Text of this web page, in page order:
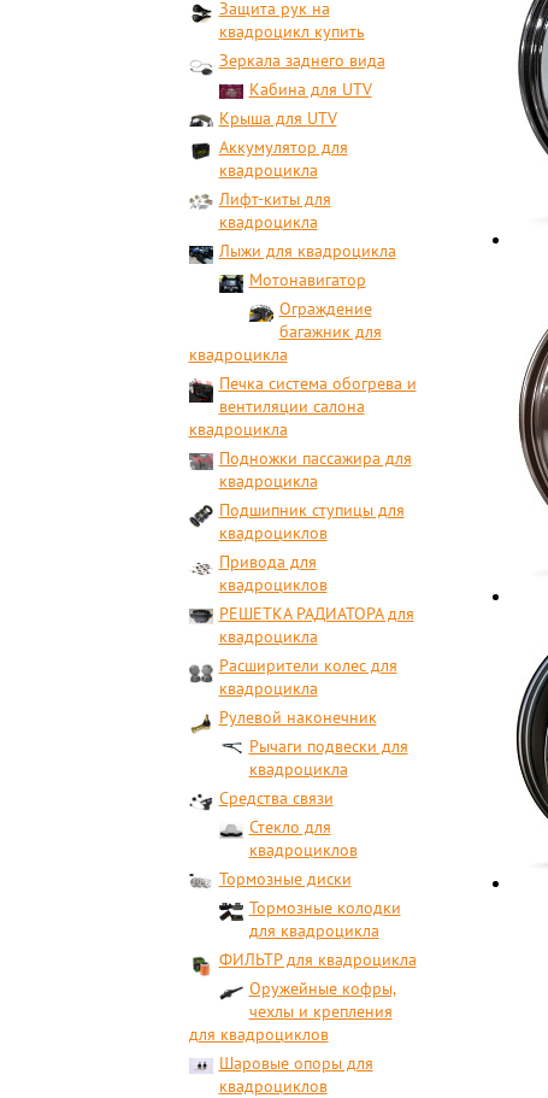
Защита рук на
квадроцикл купить
Зеркала заднего вида
Кабина для UTV
Крыша для UTV
Аккумулятор для
квадроцикла
Лифт-киты для
квадроцикла
Лыжи для квадроцикла
Мотонавигатор
Ограждение
багажник для
квадроцикла
Печка система обогрева и
вентиляции салона
квадроцикла
Подножки пассажира для
квадроцикла
Подшипник ступицы для
квадроциклов
Привода для
квадроциклов
РЕШЕТКА РАДИАТОРА для
квадроцикла
Расширители колес для
квадроцикла
Рулевой наконечник
Рычаги подвески для
квадроцикла
Средства связи
Стекло для
квадроциклов
Тормозные диски
Тормозные колодки
для квадроцикла
ФИЛЬТР для квадроцикла
Оружейные кофры,
чехлы и крепления
для квадроциклов
Шаровые опоры для
квадроциклов